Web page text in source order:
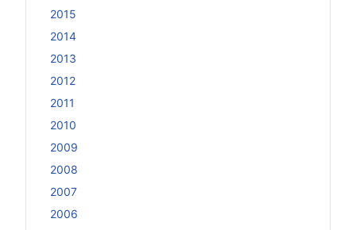
2015
2014
2013
2012
2011
2010
2009
2008
2007
2006